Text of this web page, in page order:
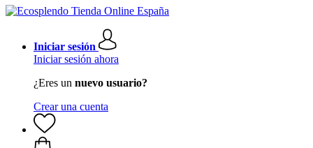
Iniciar sesión
Iniciar sesión ahora
¿Eres un nuevo usuario?
Crear una cuenta